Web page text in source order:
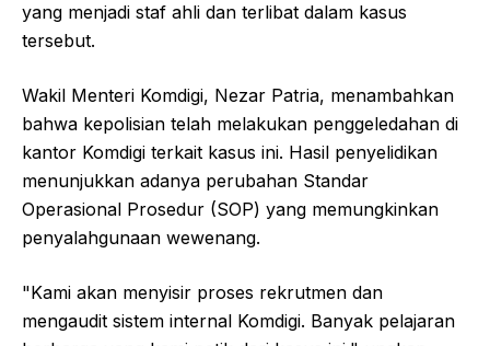
yang menjadi staf ahli dan terlibat dalam kasus
tersebut.
Wakil Menteri Komdigi, Nezar Patria, menambahkan
bahwa kepolisian telah melakukan penggeledahan di
kantor Komdigi terkait kasus ini. Hasil penyelidikan
menunjukkan adanya perubahan Standar
Operasional Prosedur (SOP) yang memungkinkan
penyalahgunaan wewenang.
"Kami akan menyisir proses rekrutmen dan
mengaudit sistem internal Komdigi. Banyak pelajaran